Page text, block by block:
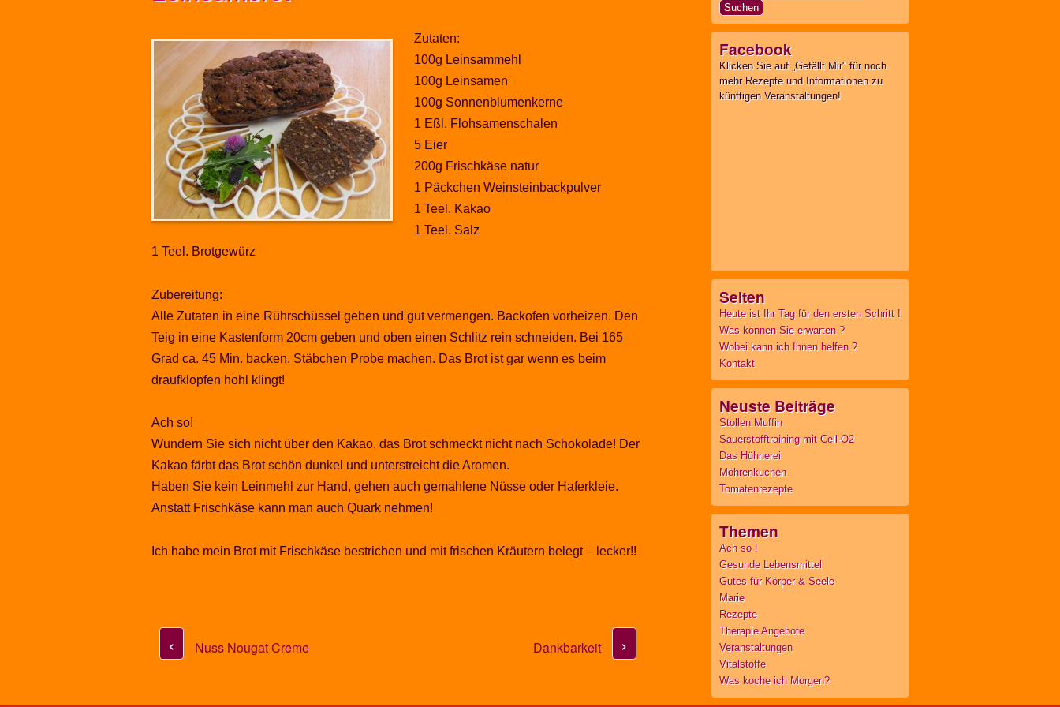
Zutaten:
100g Leinsammehl
100g Leinsamen
100g Sonnenblumenkerne
1 Eßl. Flohsamenschalen
5 Eier
200g Frischkäse natur
1 Päckchen Weinsteinbackpulver
1 Teel. Kakao
1 Teel. Salz
1 Teel. Brotgewürz
Zubereitung:
Alle Zutaten in eine Rührschüssel geben und gut vermengen. Backofen vorheizen. Den
Teig in eine Kastenform 20cm geben und oben einen Schlitz rein schneiden. Bei 165
Grad ca. 45 Min. backen. Stäbchen Probe machen. Das Brot ist gar wenn es beim
draufklopfen hohl klingt!
Ach so!
Wundern Sie sich nicht über den Kakao, das Brot schmeckt nicht nach Schokolade! Der
Kakao färbt das Brot schön dunkel und unterstreicht die Aromen.
Haben Sie kein Leinmehl zur Hand, gehen auch gemahlene Nüsse oder Haferkleie.
Anstatt Frischkäse kann man auch Quark nehmen!
Ich habe mein Brot mit Frischkäse bestrichen und mit frischen Kräutern belegt – lecker!!
‹ Nuss Nougat Creme Dankbarkeit ›
nach:
Facebook
Klicken Sie auf „Gefällt Mir" für noch
mehr Rezepte und Informationen zu
künftigen Veranstaltungen!
Seiten
Heute ist Ihr Tag für den ersten Schritt !
Was können Sie erwarten ?
Wobei kann ich Ihnen helfen ?
Kontakt
Neuste Beiträge
Stollen Muffin
Sauerstofftraining mit Cell-O2
Das Hühnerei
Möhrenkuchen
Tomatenrezepte
Themen
Ach so !
Gesunde Lebensmittel
Gutes für Körper & Seele
Marie
Rezepte
Therapie Angebote
Veranstaltungen
Vitalstoffe
Was koche ich Morgen?